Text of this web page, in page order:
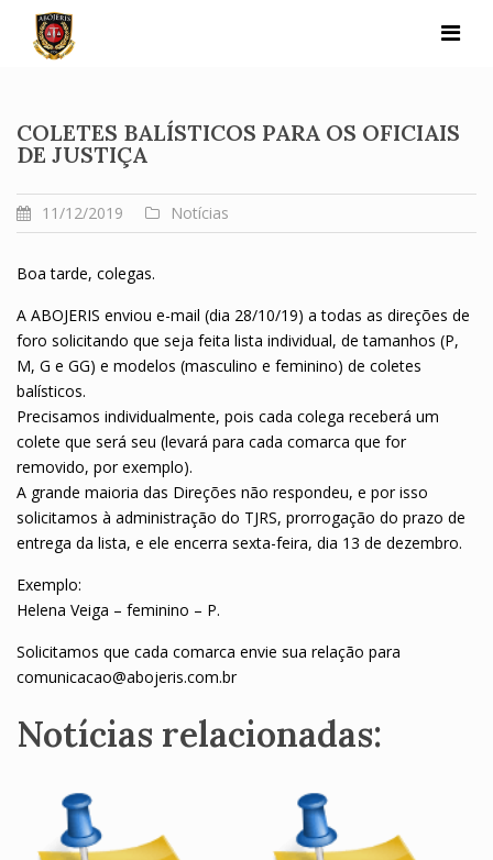
content
COLETES BALÍSTICOS PARA OS OFICIAIS
DE JUSTIÇA
11/12/2019 Notícias
Boa tarde, colegas.
A ABOJERIS enviou e-mail (dia 28/10/19) a todas as direções de
foro solicitando que seja feita lista individual, de tamanhos (P,
M, G e GG) e modelos (masculino e feminino) de coletes
balísticos.
Precisamos individualmente, pois cada colega receberá um
colete que será seu (levará para cada comarca que for
removido, por exemplo).
A grande maioria das Direções não respondeu, e por isso
solicitamos à administração do TJRS, prorrogação do prazo de
entrega da lista, e ele encerra sexta-feira, dia 13 de dezembro.
Exemplo:
Helena Veiga – feminino – P.
Solicitamos que cada comarca envie sua relação para
comunicacao@abojeris.com.br
Notícias relacionadas: